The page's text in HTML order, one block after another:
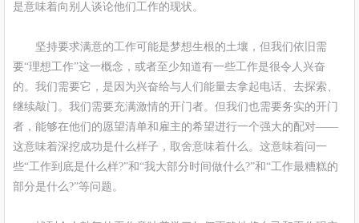
是意味着向别人谈论他们工作的现状。
坚持要求满意的工作可能是梦想生根的土壤，但我们依旧需
要“理想工作”这一概念，或者至少知道有一些工作是很令人兴奋
的。我们需要它，是因为兴奋给与人们能量去拿起电话、去探索、
继续敲门。我们需要充满激情的开门者。但我们也需要务实的开门
者，能够在他们的愿望清单和雇主的希望进行一个强大的配对——
这意味着深挖成功是什么样子，取舍意味着什么。这意味着问一
些“工作到底是什么样?”和“我大部分时间做什么?”和“工作最糟糕的
部分是什么?”等问题。